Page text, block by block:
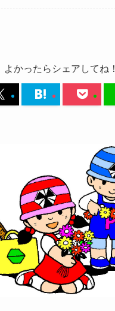
よかったらシェアしてね！